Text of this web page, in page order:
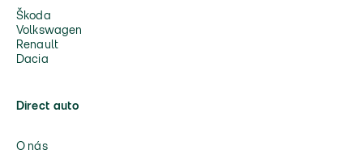
Škoda
Volkswagen
Renault
Dacia
Direct auto
O nás